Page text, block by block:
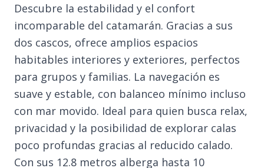
Descubre la estabilidad y el confort
incomparable del catamarán. Gracias a sus
dos cascos, ofrece amplios espacios
habitables interiores y exteriores, perfectos
para grupos y familias. La navegación es
suave y estable, con balanceo mínimo incluso
con mar movido. Ideal para quien busca relax,
privacidad y la posibilidad de explorar calas
poco profundas gracias al reducido calado.
Con sus 12.8 metros alberga hasta 10